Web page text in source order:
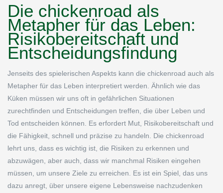
Die chickenroad als
Metapher für das Leben:
Risikobereitschaft und
Entscheidungsfindung
Jenseits des spielerischen Aspekts kann die chickenroad auch als
Metapher für das Leben interpretiert werden. Ähnlich wie das
Küken müssen wir uns oft in gefährlichen Situationen
zurechtfinden und Entscheidungen treffen, die über Leben und
Tod entscheiden können. Es erfordert Mut, Risikobereitschaft und
die Fähigkeit, schnell und präzise zu handeln. Die chickenroad
lehrt uns, dass es wichtig ist, die Risiken zu erkennen und
abzuwägen, aber auch, dass wir manchmal Risiken eingehen
müssen, um unsere Ziele zu erreichen. Es ist ein Spiel, das uns
dazu anregt, über unsere eigene Lebensweise nachzudenken